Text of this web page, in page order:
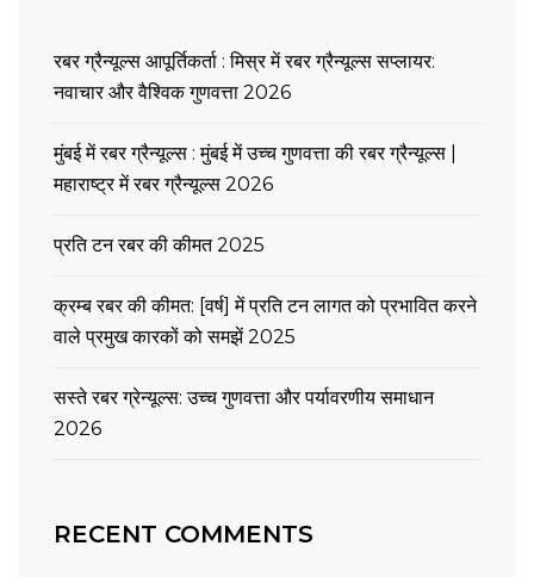
रबर ग्रैन्यूल्स आपूर्तिकर्ता : मिस्र में रबर ग्रैन्यूल्स सप्लायर:
नवाचार और वैश्विक गुणवत्ता 2026
मुंबई में रबर ग्रैन्यूल्स : मुंबई में उच्च गुणवत्ता की रबर ग्रैन्यूल्स |
महाराष्ट्र में रबर ग्रैन्यूल्स 2026
प्रति टन रबर की कीमत 2025
क्रम्ब रबर की कीमत: [वर्ष] में प्रति टन लागत को प्रभावित करने
वाले प्रमुख कारकों को समझें 2025
सस्ते रबर ग्रेन्यूल्स: उच्च गुणवत्ता और पर्यावरणीय समाधान
2026
RECENT COMMENTS